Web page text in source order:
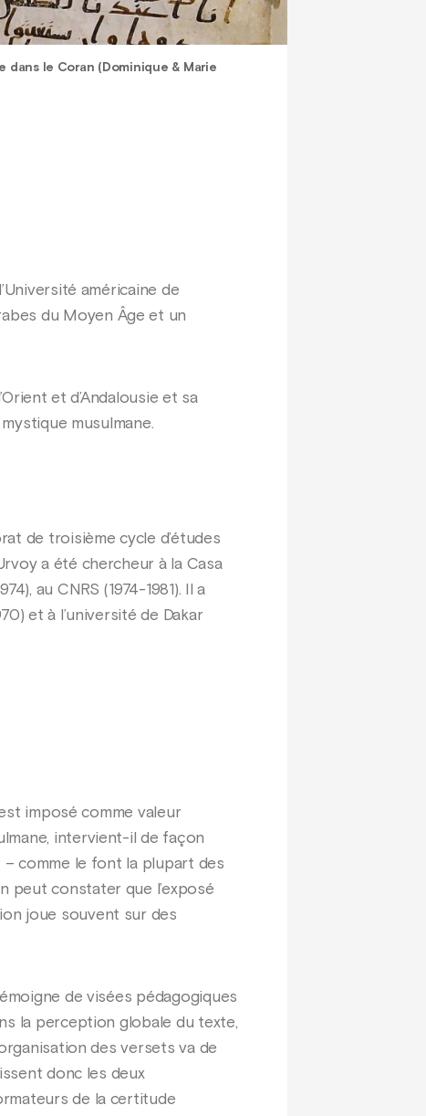
dans le Coran (Dominique & Marie
américaine de
du Moyen Âge et un
et d’Andalousie et sa
musulmane.
de troisième cycle d’études
a été chercheur à la Casa
au CNRS (1974-1981). Il a
et à l’université de Dakar
imposé comme valeur
intervient-il de façon
comme le font la plupart des
peut constater que l’exposé
joue souvent sur des
de visées pédagogiques
la perception globale du texte,
des versets va de
donc les deux
de la certitude